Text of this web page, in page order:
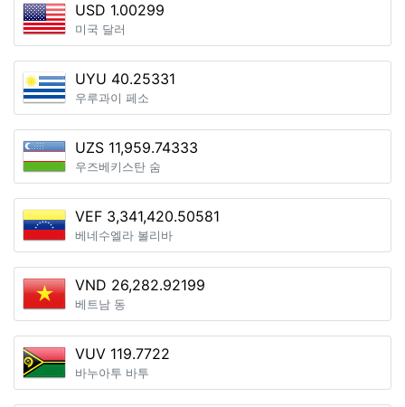
USD 1.00299
미국 달러
UYU 40.25331
우루과이 페소
UZS 11,959.74333
우즈베키스탄 숨
VEF 3,341,420.50581
베네수엘라 볼리바
VND 26,282.92199
베트남 동
VUV 119.7722
바누아투 바투